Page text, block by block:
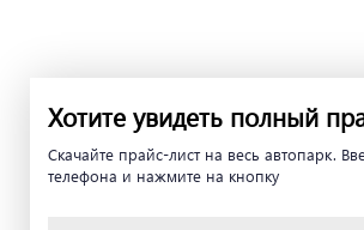
Хотите увидеть полный
Скачайте прайс-лист на весь автопарк.
телефона и нажмите на кнопку